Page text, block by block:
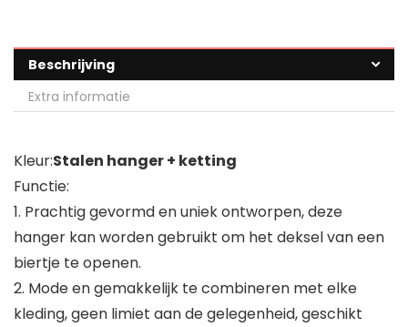
Beschrijving
Extra informatie
Kleur:Stalen hanger + ketting
Functie:
1. Prachtig gevormd en uniek ontworpen, deze
hanger kan worden gebruikt om het deksel van een
biertje te openen.
2. Mode en gemakkelijk te combineren met elke
kleding, geen limiet aan de gelegenheid, geschikt